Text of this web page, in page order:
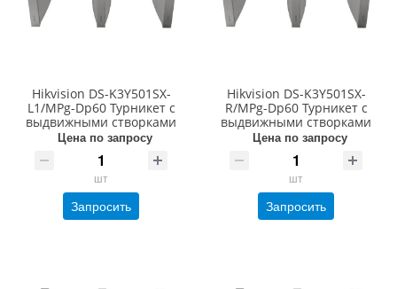
Hikvision DS-K3Y501SX-
L1/MPg-Dp60 Турникет с
выдвижными створками
Цена по запросу
шт
Запросить
Hikvision DS-K3Y501SX-
R/MPg-Dp60 Турникет с
выдвижными створками
Цена по запросу
шт
Запросить